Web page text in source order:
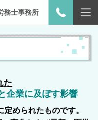
務士事務所
た
企業に及ぼす影響
められたものです。